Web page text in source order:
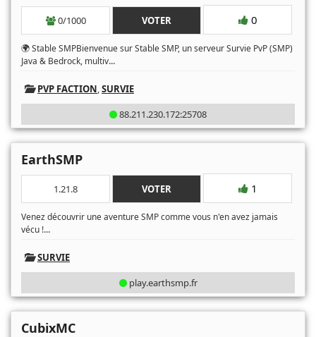
0/1000 VOTER 0
🌍 Stable SMPBienvenue sur Stable SMP, un serveur Survie PvP (SMP)
Java & Bedrock, multiv...
PVP FACTION,SURVIE
88.211.230.172:25708
EarthSMP
1.21.8 VOTER 1
Venez découvrir une aventure SMP comme vous n'en avez jamais
vécu !...
SURVIE
play.earthsmp.fr
CubixMC